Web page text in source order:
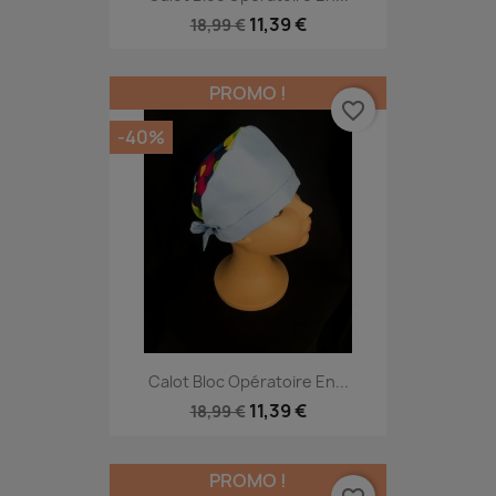
18,99 € 11,39 €
Calot Bloc Opératoire En...
18,99 € 11,39 €
PROMO !
-40%
favorite_border
PROMO !